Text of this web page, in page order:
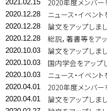
2021.02.15
2020.12.28 ニュース・イベン
2020.12.28 論文をアップしま
2020.12.28 総説，著書等をア
2020.10.03 論文をアップしま
2020.10.03 国内学会をアップ
2020.10.03 ニュース・イベン
2020.04.01 2020年度メンバー
2020.04.01 論文をアップしま